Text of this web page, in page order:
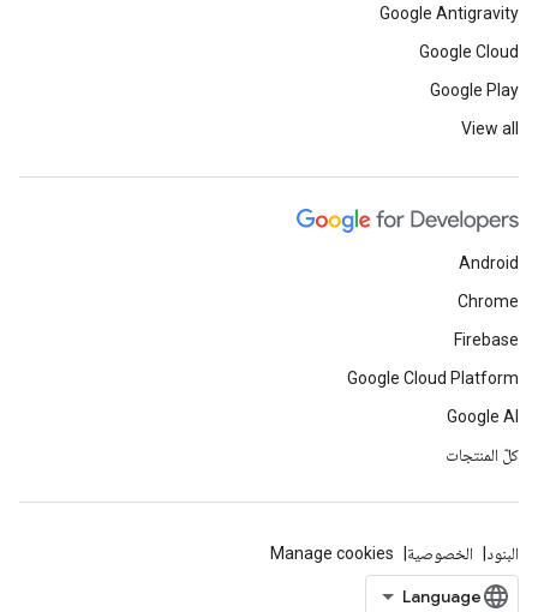
Google Antigravity
Google Cloud
Google Play
View all
Android
Chrome
Firebase
Google Cloud Platform
Google AI
كلّ المنتجات
البنود الخصوصية Manage cookies